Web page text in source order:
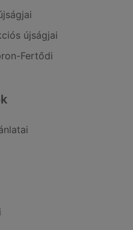
újságjai
Fertődi